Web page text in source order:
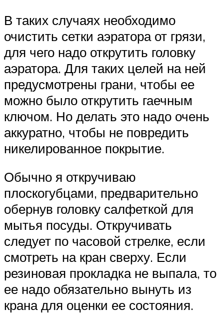
В таких случаях необходимо
очистить сетки аэратора от грязи,
для чего надо открутить головку
аэратора. Для таких целей на ней
предусмотрены грани, чтобы ее
можно было открутить гаечным
ключом. Но делать это надо очень
аккуратно, чтобы не повредить
никелированное покрытие.
Обычно я откручиваю
плоскогубцами, предварительно
обернув головку салфеткой для
мытья посуды. Откручивать
следует по часовой стрелке, если
смотреть на кран сверху. Если
резиновая прокладка не выпала, то
ее надо обязательно вынуть из
крана для оценки ее состояния.